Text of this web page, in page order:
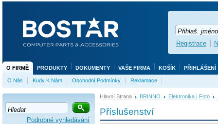
Hlavní Strana BRINNO Elektronika | Foto
Příslušenství
Podrobné vyhledávání
O FIRMĚ PRODUKTY DOKUMENTY VAŠE FIRMA KOŠÍK PŘIHLÁŠENÍ
O Nás Kudy K Nám Obchodní Podmínky Reklamace
Registrace